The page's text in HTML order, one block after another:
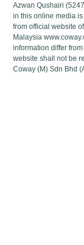
Azwan Qushairi
in this online media is
from official website
Malaysia
information differ from
website shall not be
Coway (M) Sdn Bhd